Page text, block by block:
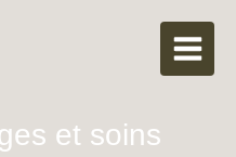
et soins